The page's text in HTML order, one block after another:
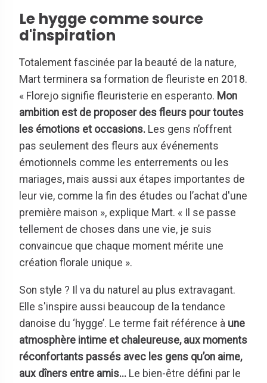
Le hygge comme source
d'inspiration
Totalement fascinée par la beauté de la nature,
Mart terminera sa formation de fleuriste en 2018.
« Florejo signifie fleuristerie en esperanto. Mon
ambition est de proposer des fleurs pour toutes
les émotions et occasions. Les gens n’offrent
pas seulement des fleurs aux événements
émotionnels comme les enterrements ou les
mariages, mais aussi aux étapes importantes de
leur vie, comme la fin des études ou l’achat d'une
première maison », explique Mart. « Il se passe
tellement de choses dans une vie, je suis
convaincue que chaque moment mérite une
création florale unique ».
Son style ? Il va du naturel au plus extravagant.
Elle s'inspire aussi beaucoup de la tendance
danoise du ‘hygge’. Le terme fait référence à une
atmosphère intime et chaleureuse, aux moments
réconfortants passés avec les gens qu’on aime,
aux dîners entre amis... Le bien-être défini par le